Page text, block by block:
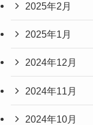
2025年2月
2025年1月
2024年12月
2024年11月
2024年10月